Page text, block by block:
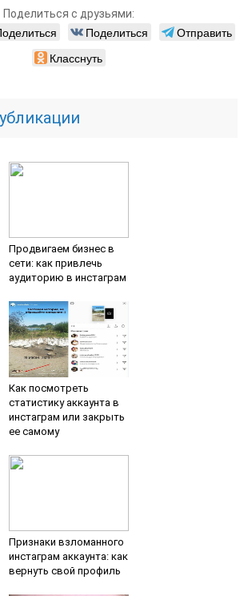
Поделиться с друзьями:
Поделиться
Отправить
Класснуть
Продвигаем бизнес в
сети: как привлечь
аудиторию в инстаграм
Как посмотреть
статистику аккаунта в
инстаграм или закрыть
ее самому
Признаки взломанного
инстаграм аккаунта: как
вернуть свой профиль